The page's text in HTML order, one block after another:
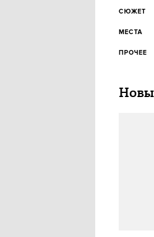
СЮЖЕТ
МЕСТА
ПРОЧЕЕ